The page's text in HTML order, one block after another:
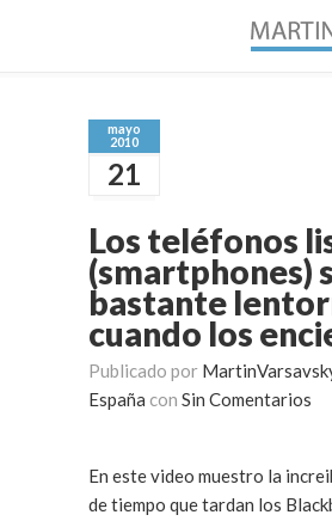
mayo
2010
21
Los teléfonos
(smartphones)
bastante
cuando los
Publicado por
España con Sin Comentarios
En este video muestro la
de tiempo que tardan los